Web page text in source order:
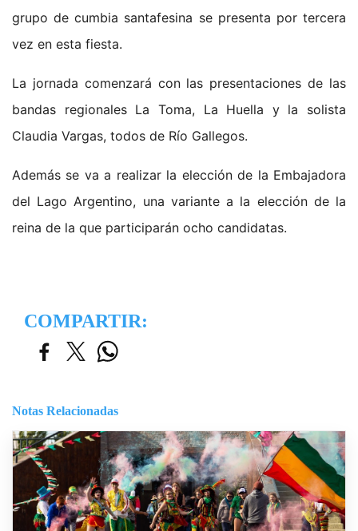
grupo de cumbia santafesina se presenta por tercera
vez en esta fiesta.
La jornada comenzará con las presentaciones de las
bandas regionales La Toma, La Huella y la solista
Claudia Vargas, todos de Río Gallegos.
Además se va a realizar la elección de la Embajadora
del Lago Argentino, una variante a la elección de la
reina de la que participarán ocho candidatas.
COMPARTIR:
Notas Relacionadas